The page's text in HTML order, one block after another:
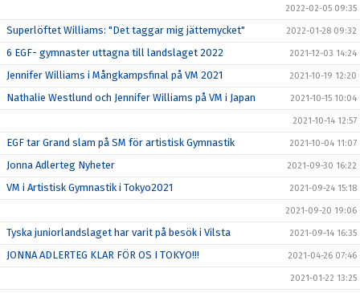
2022-02-05 09:35
Superlöftet Williams: "Det taggar mig jättemycket" 2022-01-28 09:32
6 EGF- gymnaster uttagna till landslaget 2022 2021-12-03 14:24
Jennifer Williams i Mångkampsfinal på VM 2021 2021-10-19 12:20
Nathalie Westlund och Jennifer Williams på VM i Japan 2021-10-15 10:04
2021-10-14 12:57
EGF tar Grand slam på SM för artistisk Gymnastik 2021-10-04 11:07
Jonna Adlerteg Nyheter 2021-09-30 16:22
VM i Artistisk Gymnastik i Tokyo2021 2021-09-24 15:18
2021-09-20 19:06
Tyska juniorlandslaget har varit på besök i Vilsta 2021-09-14 16:35
JONNA ADLERTEG KLAR FÖR OS I TOKYO!!! 2021-04-26 07:46
2021-01-22 13:25